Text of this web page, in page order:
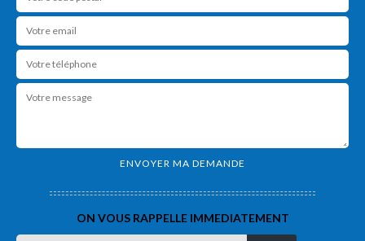
ON VOUS RAPPELLE IMMEDIATEMENT